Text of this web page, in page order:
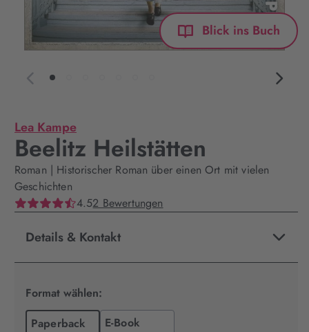
Blick ins Buch
Lea Kampe
Beelitz Heilstätten
Roman | Historischer Roman über einen Ort mit vielen
Geschichten
4.52 Bewertungen
Details & Kontakt
Format wählen:
Paperback
E-Book